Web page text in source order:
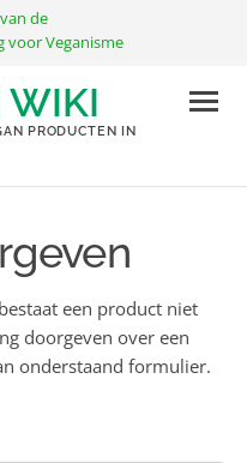
de
voor Veganisme
WIKI
PRODUCTEN IN
een product niet
doorgeven over een
onderstaand formulier.